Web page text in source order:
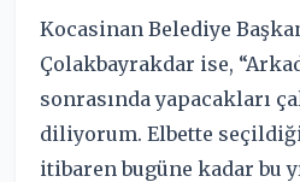
Kocasinan Belediye
Çolakbayrakdar ise,
sonrasında yapacakları
diliyorum. Elbette
itibaren bugüne kadar bu